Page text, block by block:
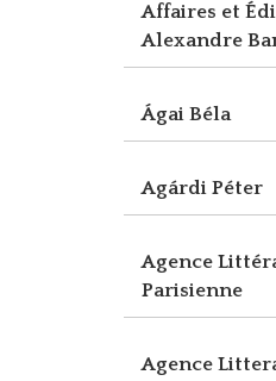
Affaires et
Alexandre
Ágai Béla
Agárdi Péter
Agence
Parisienne
Agence